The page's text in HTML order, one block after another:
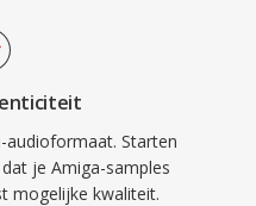
audioformaat. Starten
je Amiga-samples
mogelijke kwaliteit.